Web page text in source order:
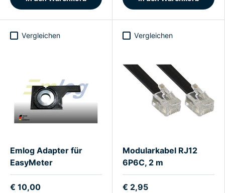
Vergleichen
Emlog Adapter für
EasyMeter
€ 10,00
Vergleichen
Modularkabel RJ12
6P6C, 2 m
€ 2,95